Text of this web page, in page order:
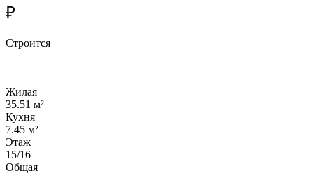
₽
Строится
Жилая
35.51 м²
Кухня
7.45 м²
Этаж
15/16
Общая